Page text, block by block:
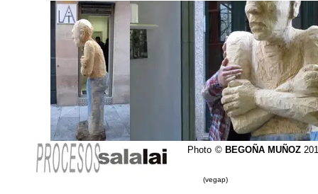
Photo © BEGOÑA MUÑOZ
(vegap)